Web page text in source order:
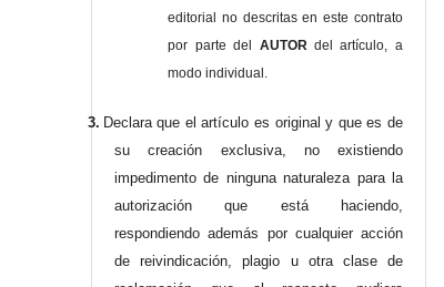
editorial no descritas en este contrato
por parte del AUTORdel artículo, a
modo individual.
3. Declara que el artículo es original y que es de
su creación exclusiva, no existiendo
impedimento de ninguna naturaleza para la
autorización que está haciendo,
respondiendo además por cualquier acción
de reivindicación, plagio u otra clase de